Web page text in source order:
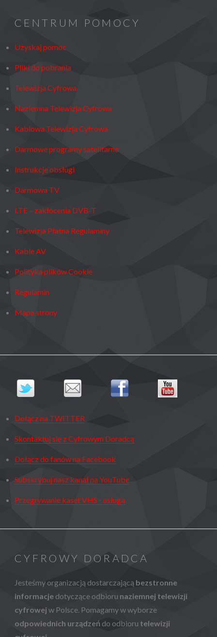
CENTRUM POMOCY
Uzyskaj pomoc
Pliki do pobrania
Telewizja Cyfrowa
Naziemna Telewizja Cyfrowa
Kablowa Telewizja Cyfrowa
Darmowe programy satelitarne
Instrukcje obsługi
Darmowa TV
LTE – zakłócenia DVB-T
Telewizja Płatna Regulaminy
Kable AV
Polityka plików Cookie
Regulamin
Mapa strony
Dołącz na TWITTER
Skontaktuj się z Cyfrowym Doradcą
Dołącz do fanów na Facebook
Subskrybuj nasz kanał na YouTube
Przegrywanie kaset VHS - usługa
CYFROWY DORADCA
Jesteśmy organizacją dostarczającą bezstronne
informacje dotyczące odbioru naziemnej telewizji
cyfrowej w Polsce. Pomagamy w wyborze
odpowiednich urządzeń do odbioru telewizji